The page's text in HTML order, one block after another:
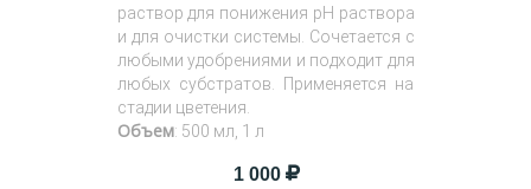
раствор для понижения pH раствора
и для очистки системы. Сочетается с
любыми удобрениями и подходит для
любых субстратов. Применяется на
стадии цветения.
Объем: 500 мл, 1 л
1 000